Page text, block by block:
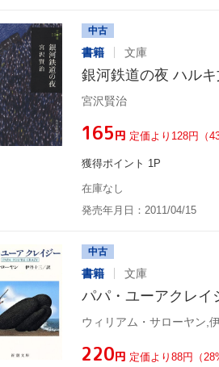
中古
書籍 文庫
銀河鉄道の夜 ハル
宮沢賢治
¥165円 定価より128円（
獲得ポイント 1P
在庫なし
発売年月日：2011/04/15
中古
書籍 文庫
パパ・ユーアクレイ
ウィリアム・サローヤン,
¥220円 定価より88円（